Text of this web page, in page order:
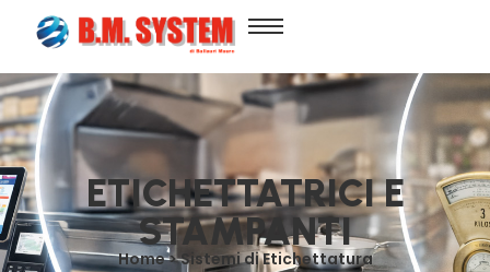
ETICHETTATRICI E
STAMPANTI
Home > Sistemi di Etichettatura